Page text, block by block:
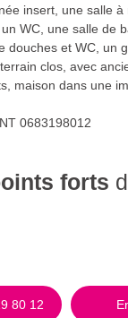
insert, une salle
WC, une salle de
douches et WC, un
clos, avec
maison dans une
0683198012
forts
80 12